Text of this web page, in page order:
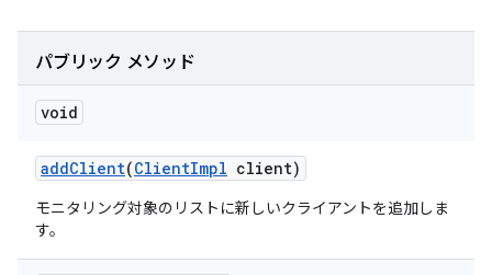
パブリック メソッド
void
addClient(ClientImpl client)
モニタリング対象のリストに新しいクライアントを追加しま
す。